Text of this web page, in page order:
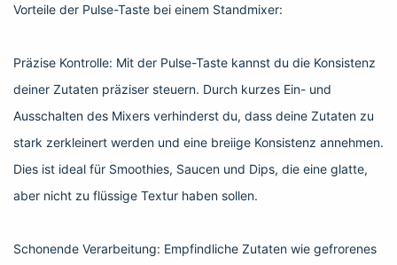
Vorteile der Pulse-Taste bei einem Standmixer:
Präzise Kontrolle: Mit der Pulse-Taste kannst du die Konsistenz
deiner Zutaten präziser steuern. Durch kurzes Ein- und
Ausschalten des Mixers verhinderst du, dass deine Zutaten zu
stark zerkleinert werden und eine breiige Konsistenz annehmen.
Dies ist ideal für Smoothies, Saucen und Dips, die eine glatte,
aber nicht zu flüssige Textur haben sollen.
Schonende Verarbeitung: Empfindliche Zutaten wie gefrorenes